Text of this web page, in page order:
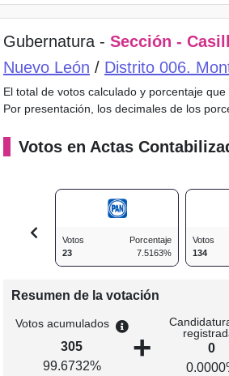
Gubernatura - Sección -
Nuevo León / Distrito 006.
El total de votos calculado y porcentaje
Por presentación, los decimales de los
Votos en Actas
Votos
23
Porcentaje
7.5163%
Votos
134
Resumen de la votación
Votos acumulados
305
99.6732%
+
0